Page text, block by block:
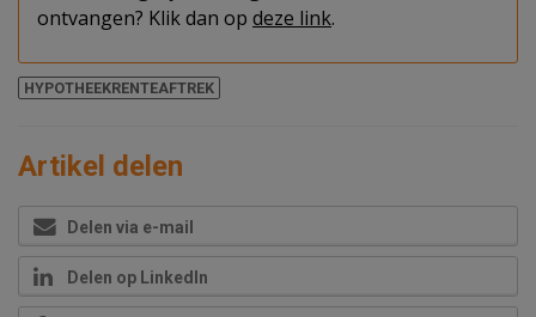
ontvangen? Klik dan op deze link.
HYPOTHEEKRENTEAFTREK
Artikel delen
Delen via e-mail
Delen op LinkedIn